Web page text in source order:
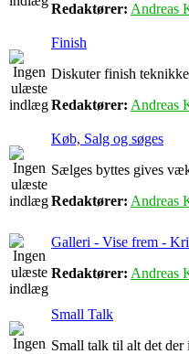
Redaktører: Andreas
Finish
Diskuter finish
Redaktører: Andreas
Køb, Salg og søges
Sælges byttes gives
Redaktører: Andreas
Galleri - Vise frem -
Redaktører: Andreas
Small Talk
Small talk til alt det